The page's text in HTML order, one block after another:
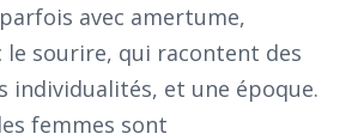
avec amertume,
le sourire, qui racontent des
individualités, et une époque.
femmes sont